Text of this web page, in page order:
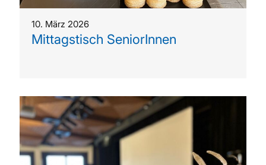
10. März 2026
Mittagstisch SeniorInnen